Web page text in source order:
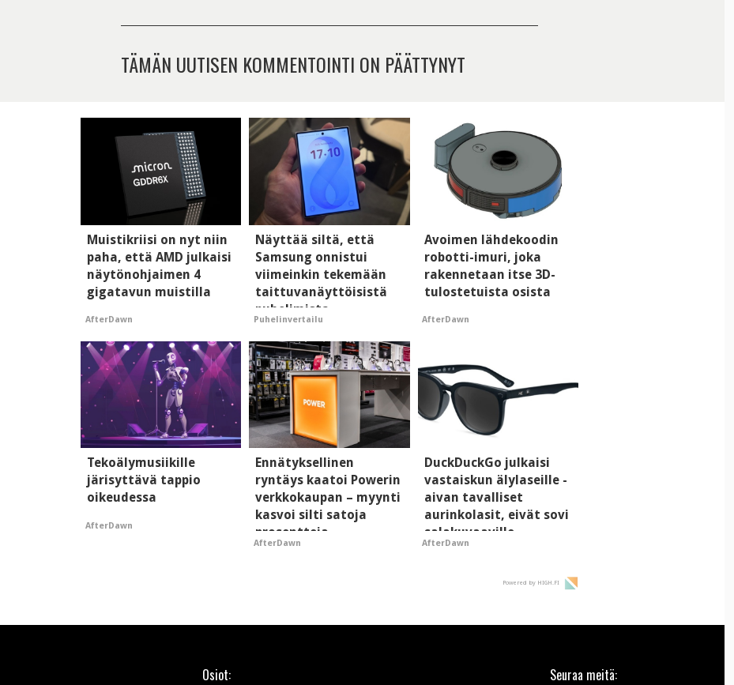
TÄMÄN UUTISEN KOMMENTOINTI ON PÄÄTTYNYT
Muistikriisi on nyt niin
paha, että AMD julkaisi
näytönohjaimen 4
gigatavun muistilla
AfterDawn
Näyttää siltä, että
Samsung onnistui
viimeinkin tekemään
taittuvanäyttöisistä
puhelimista
supersuosittuja
Puhelinvertailu
Avoimen lähdekoodin
robotti-imuri, joka
rakennetaan itse 3D-
tulostetuista osista
AfterDawn
Tekoälymusiikille
järisyttävä tappio
oikeudessa
AfterDawn
Ennätyksellinen
ryntäys kaatoi Powerin
verkkokaupan – myynti
kasvoi silti satoja
prosentteja
AfterDawn
DuckDuckGo julkaisi
vastaiskun älylaseille -
aivan tavalliset
aurinkolasit, eivät sovi
salakuvaaville
hyypiöille
AfterDawn
Powered by HIGH.FI
Osiot: Seuraa meitä: